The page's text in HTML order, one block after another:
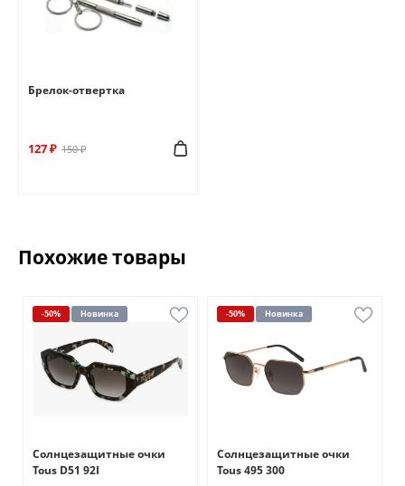
Брелок-отвертка
127 ₽ 150 ₽
Похожие товары
-50% Новинка
Солнцезащитные очки
Tous D51 92I
-50% Новинка
Солнцезащитные очки
Tous 495 300